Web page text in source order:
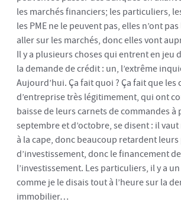
les marchés financiers; les particuliers,
les PME ne le peuvent pas, elles n’ont
aller sur les marchés, donc elles vont
Il y a plusieurs choses qui entrent en jeu
la demande de crédit : un, l’extrême
Aujourd’hui. Ça fait quoi ? Ça fait que les
d’entreprise très légitimement, qui ont
baisse de leurs carnets de commandes à
septembre et d’octobre, se disent : il
à la cape, donc beaucoup retardent
d’investissement, donc le financement de
l’investissement. Les particuliers, il y a
comme je le disais tout à l’heure sur la
immobilier…